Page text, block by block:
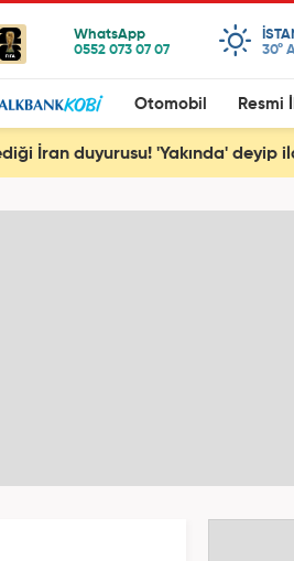
30°
Otomobil Resmi
İran duyurusu! 'Yakında' deyip